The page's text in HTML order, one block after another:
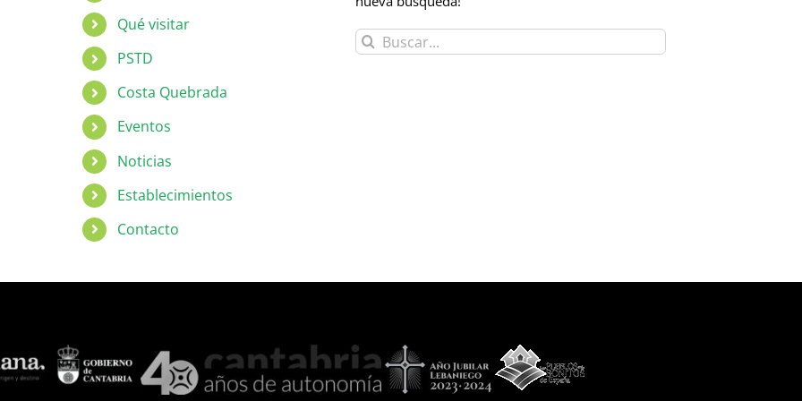
Qué visitar
PSTD
Costa Quebrada
Eventos
Noticias
Establecimientos
Contacto
Buscar: